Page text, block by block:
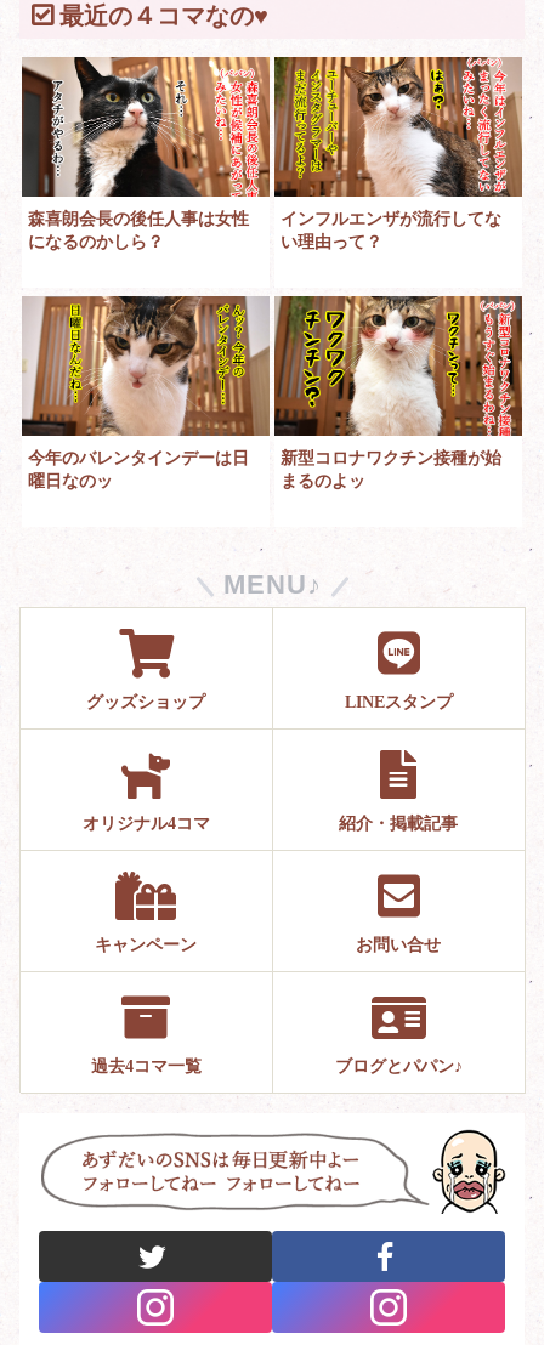
最近の４コマなの♥
森喜朗会長の後任人事は女性
になるのかしら？
インフルエンザが流行してな
い理由って？
今年のバレンタインデーは日
曜日なのッ
新型コロナワクチン接種が始
まるのよッ
MENU♪
グッズショップ LINEスタンプ
オリジナル4コマ 紹介・掲載記事
キャンペーン お問い合せ
過去4コマ一覧 ブログとパパン♪